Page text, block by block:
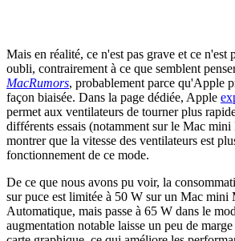
Mais en réalité, ce n'est pas grave et ce n'est
oubli, contrairement à ce que semblent
MacRumors, probablement parce qu'Apple
façon biaisée. Dans la page dédiée, Apple
permet aux ventilateurs de tourner plus
différents essais (notamment sur le Mac
montrer que la vitesse des ventilateurs est
fonctionnement de ce mode.
De ce que nous avons pu voir, la
sur puce est limitée à 50 W sur un Mac mini
Automatique, mais passe à 65 W dans le
augmentation notable laisse un peu de